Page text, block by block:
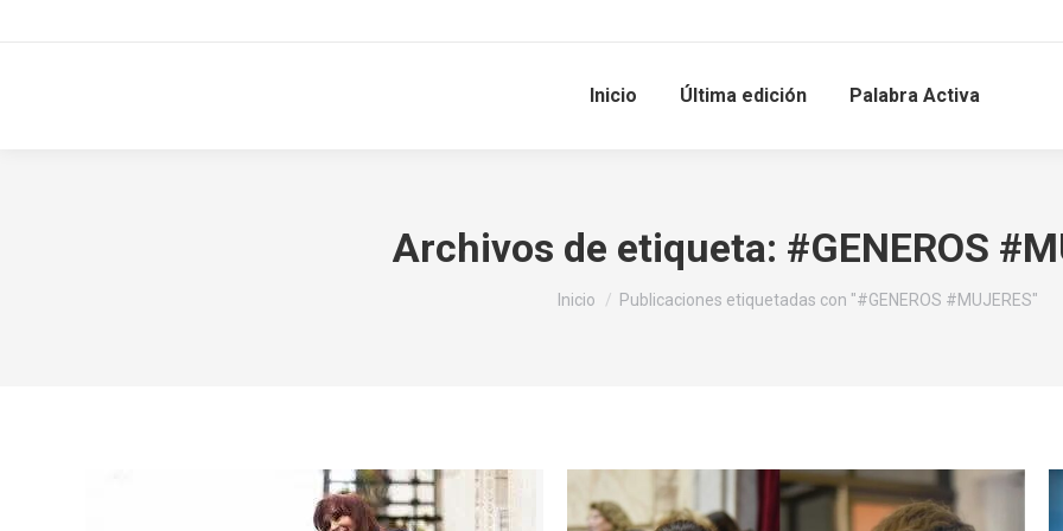
Inicio Última edición Palabra Activa
Archivos de etiqueta: #GENEROS
Estás aquí:
Inicio Publicaciones etiquetadas con "#GENEROS #MUJERES"